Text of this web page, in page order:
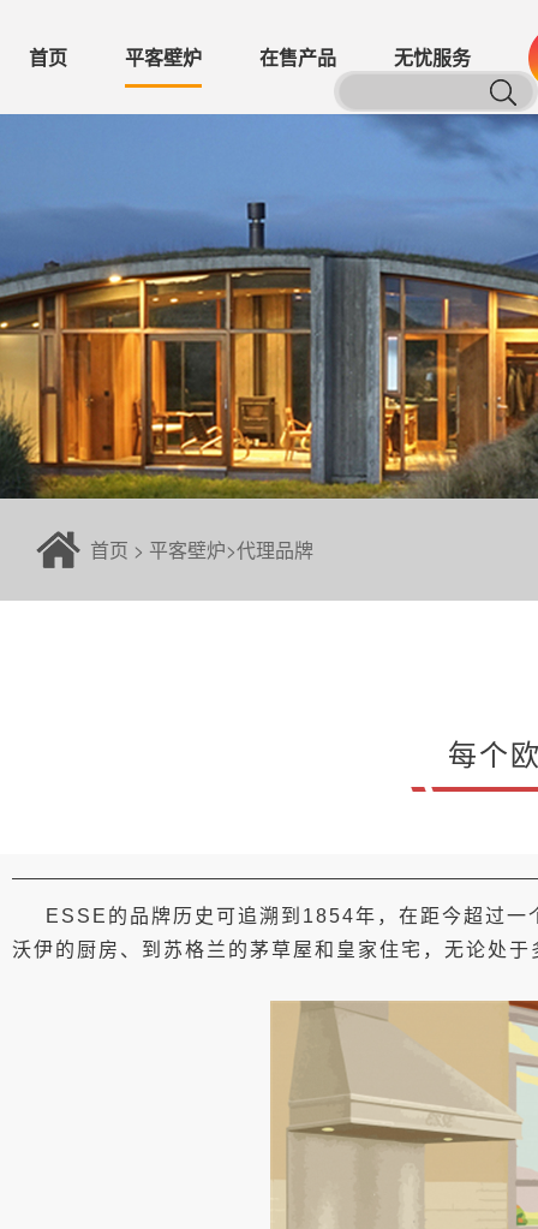
首页 平客壁炉 在售产品 无忧服务
首页 > 平客壁炉>代理品牌
每个
ESSE的品牌历史可追溯到1854年，在距今超过
沃伊的厨房、到苏格兰的茅草屋和皇家住宅，无论处